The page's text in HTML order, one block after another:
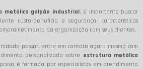
metálica galpão industrial, é importante buscar
custo-benefício e segurança, características
da organização com seus clientes.
passar, entre em contato agora mesmo com
personalizado sobre estrutura metálica
é formada por especialistas em atendimento